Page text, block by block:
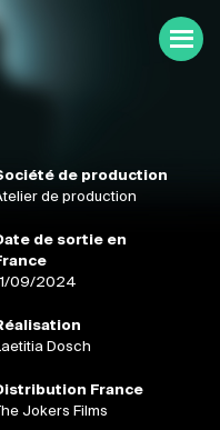
de production
de production
de sortie en
09/2024
Dosch
France
Jokers Films